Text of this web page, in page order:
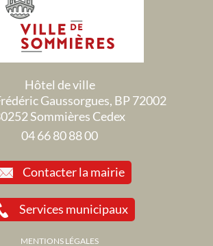
Hôtel de ville
Gaussorgues, BP 72002
Sommières Cedex
04 66 80 88 00
Contacter la mairie
Services municipaux
MENTIONS LÉGALES